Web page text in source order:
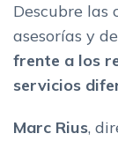
Descubre las
asesorías y
frente a los
servicios
Marc Rius,